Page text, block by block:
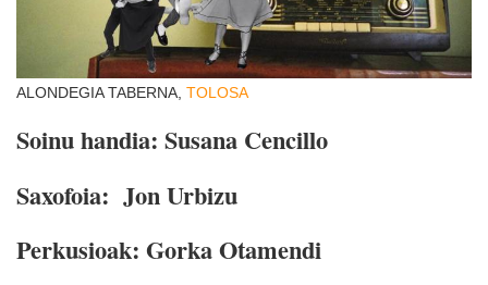
ALONDEGIA TABERNA, TOLOSA
Soinu handia: Susana Cencillo
Saxofoia: Jon Urbizu
Perkusioak: Gorka Otamendi